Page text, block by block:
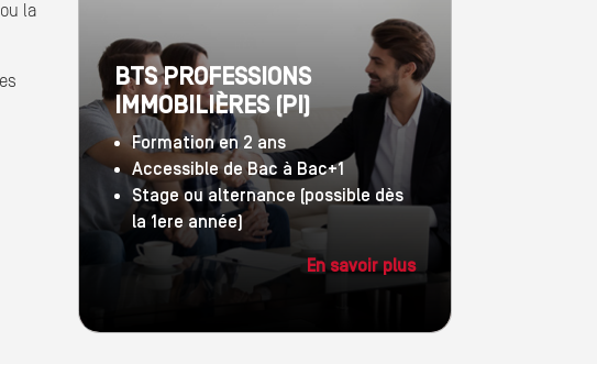
la
BTS PROFESSIONS
IMMOBILIÈRES (PI)
Formation en 2 ans
Accessible de Bac à Bac+1
Stage ou alternance (possible dès
la 1ere année)
En savoir plus